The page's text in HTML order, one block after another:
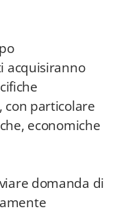
acquisiranno
con particolare
economiche
domanda di